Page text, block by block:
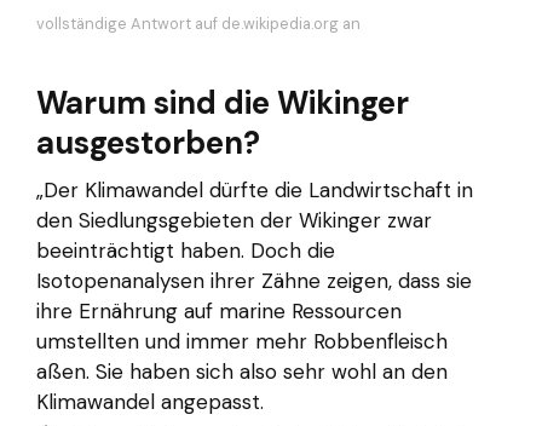
vollständige Antwort auf de.wikipedia.org an
Warum sind die Wikinger
ausgestorben?
„Der Klimawandel dürfte die Landwirtschaft in
den Siedlungsgebieten der Wikinger zwar
beeinträchtigt haben. Doch die
Isotopenanalysen ihrer Zähne zeigen, dass sie
ihre Ernährung auf marine Ressourcen
umstellten und immer mehr Robbenfleisch
aßen. Sie haben sich also sehr wohl an den
Klimawandel angepasst.